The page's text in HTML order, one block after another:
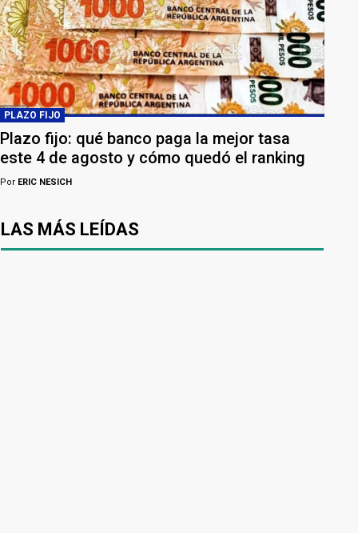
PLAZO FIJO
Plazo fijo: qué banco paga la mejor tasa
este 4 de agosto y cómo quedó el ranking
Por ERIC NESICH
LAS MÁS LEÍDAS